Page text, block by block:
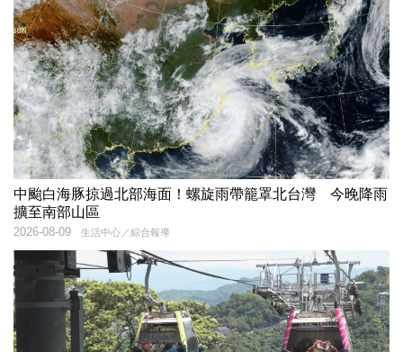
中颱白海豚掠過北部海面！螺旋雨帶籠罩北台灣 今晚降雨
擴至南部山區
生活中心／綜合報導
2026-08-09